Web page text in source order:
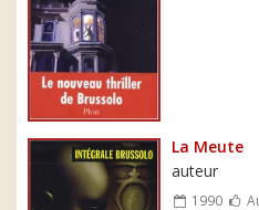
La Meute
auteur
1990